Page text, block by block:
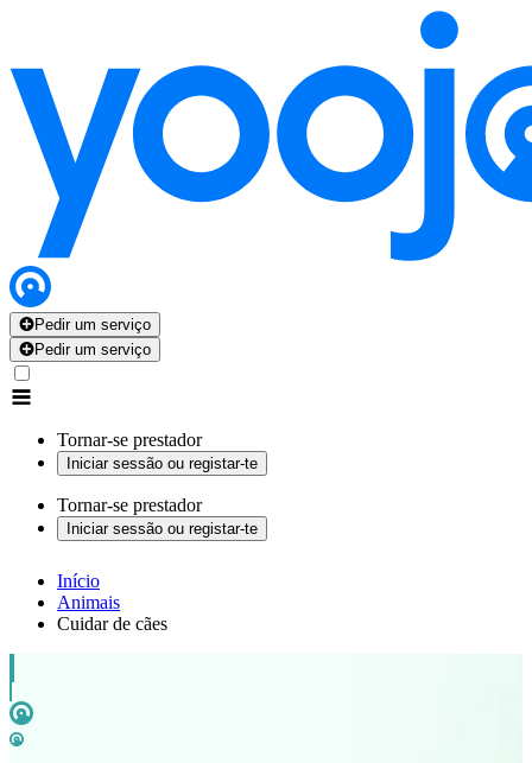
Pedir um serviço
Pedir um serviço
Tornar-se prestador
Iniciar sessão ou registar-te
Tornar-se prestador
Iniciar sessão ou registar-te
Início
Animais
Cuidar de cães